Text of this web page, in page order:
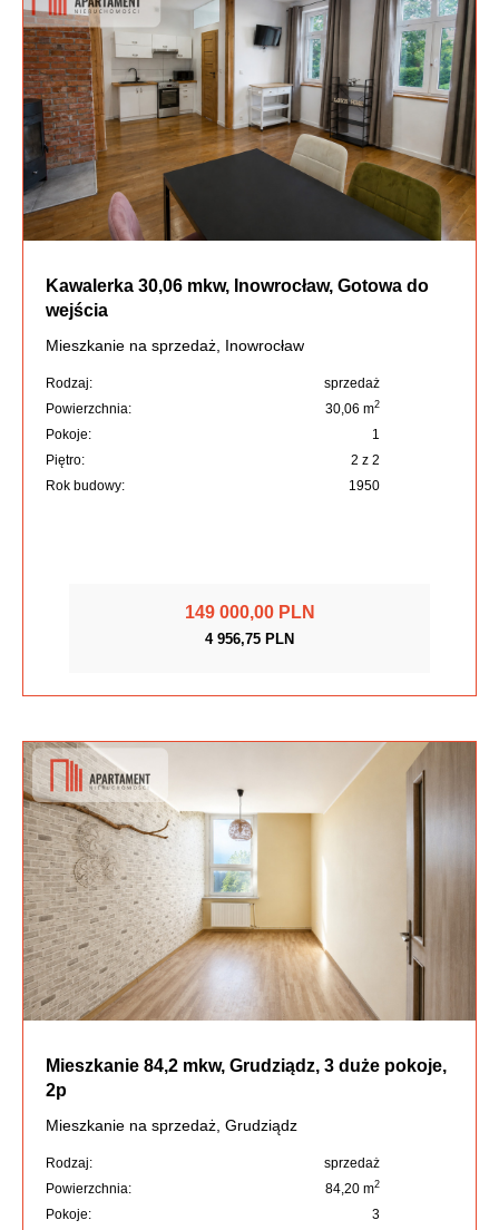
Kawalerka 30,06 mkw, Inowrocław, Gotowa do
wejścia
Mieszkanie na sprzedaż, Inowrocław
Rodzaj:
sprzedaż
Powierzchnia:
30,06 m2
Pokoje:
1
Piętro:
2 z 2
Rok budowy:
1950
149 000,00 PLN
4 956,75 PLN
Mieszkanie 84,2 mkw, Grudziądz, 3 duże pokoje,
2p
Mieszkanie na sprzedaż, Grudziądz
Rodzaj:
sprzedaż
Powierzchnia:
84,20 m2
Pokoje:
3